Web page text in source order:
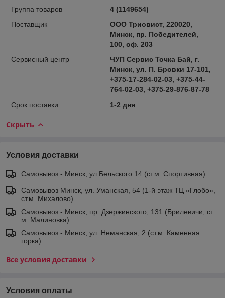
Группа товаров
4 (1149654)
Поставщик
ООО Триовист, 220020,
Минск, пр. Победителей,
100, оф. 203
Сервисный центр
ЧУП Сервис Точка Бай, г.
Минск, ул. П. Бровки 17-101,
+375-17-284-02-03, +375-44-
764-02-03, +375-29-876-87-78
Срок поставки
1-2 дня
Скрыть
Условия доставки
Самовывоз - Минск, ул.Бельского 14 (ст.м. Спортивная)
Самовывоз Минск, ул. Уманская, 54 (1-й этаж ТЦ «Глобо»,
ст.м. Михалово)
Самовывоз - Минск, пр. Дзержинского, 131 (Брилевичи, ст.
м. Малиновка)
Самовывоз - Минск, ул. Неманская, 2 (ст.м. Каменная
горка)
Все условия доставки
Условия оплаты